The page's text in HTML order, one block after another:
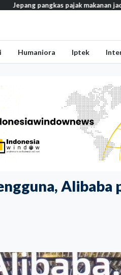
Alibaba
pajak makanan jadi 1
Humaniora Iptek